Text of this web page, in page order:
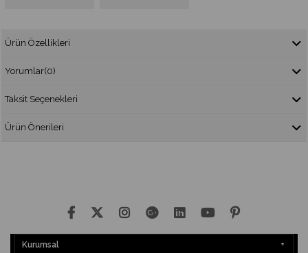
Ürün Özellikleri
Yorumlar(0)
Taksit Seçenekleri
Ürün Önerileri
Kurumsal